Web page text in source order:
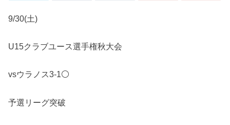
9/30(土)
U15クラブユース選手権秋大会
vsウラノス3-1⚪️
予選リーグ突破